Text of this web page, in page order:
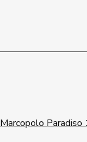
Marcopolo Paradiso